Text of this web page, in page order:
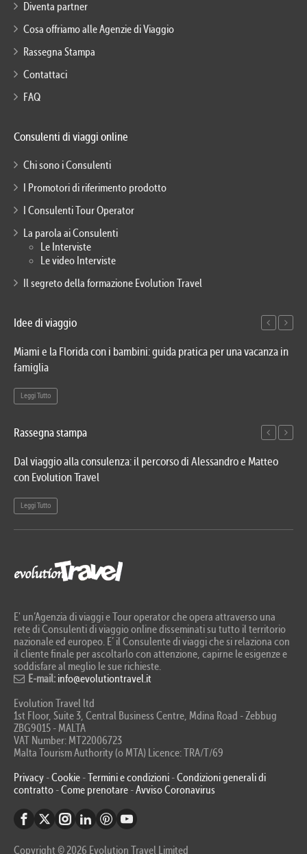
Diventa partner
Cosa offriamo alle Agenzie di Viaggio
Rassegna Stampa
Contattaci
FAQ
Consulenti di viaggi online
Chi sono i Consulenti
I Promotori di riferimento prodotto
I Consulenti Tour Operator
La parola ai Consulenti
Le Interviste
Le video Interviste
Il segreto della formazione Evolution Travel
Idee di viaggio
Miami e la Florida con i bambini: guida pratica per una vacanza in
famiglia
Leggi Tutto
Rassegna stampa
Dal viaggio alla consulenza: il percorso di Alessandro e Matteo
con Evolution Travel
Leggi Tutto
E' un’Agenzia di viaggi e Tour operator che opera attraverso una
rete di Consulenti di viaggio online disseminati su tutto il territorio
nazionale ed europeo. E’ il Consulente di viaggi che si relaziona con
il cliente finale per ascoltarlo con attenzione, capirne le esigenze e
soddisfare al meglio le sue richieste.
E-mail: info@evolutiontravel.it
Evolution Travel ltd
1st Floor, Suite 3, Central Business Centre, Mdina Road - Zebbug
ZBG9015 - MALTA
VAT Number: MT22006723
Malta Tourism Authority (o MTA) Licence: TRA/T/69
Privacy -Cookie - Termini e condizioni -Condizioni generali di
contratto -Come prenotare -Avviso Coronavirus
Copyright © 2026 Evolution Travel Limited